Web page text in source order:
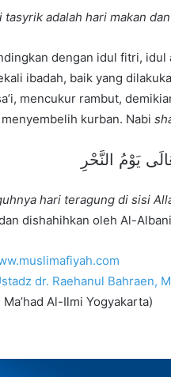
tasyrik adalah hari makan
dengan idul fitri,
ibadah, baik yang
mencukur rambut,
kurban. Nabi
يَوْمُ النَّحْرِ
hari teragung di sisi
dishahihkan oleh Al-
dr. Raehanul Bahraen,
Al-Ilmi Yogyakarta)